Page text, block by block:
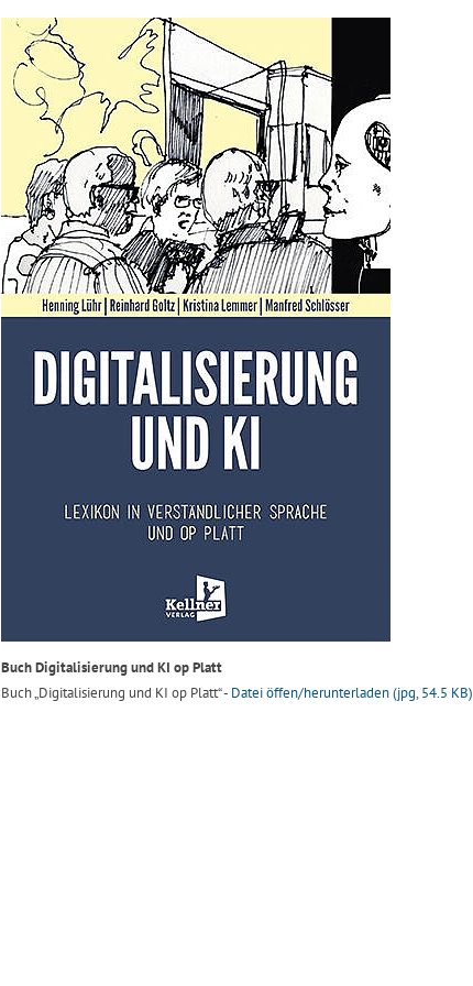
Buch Digitalisierung und KI op Platt
Buch „Digitalisierung und KI op Platt“ - Datei öffen/herunterladen (jpg, 54.5 KB)